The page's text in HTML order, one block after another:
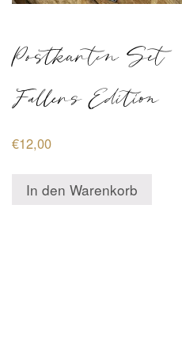
Postkarten Set
Fallers Edition
€12,00
In den Warenkorb